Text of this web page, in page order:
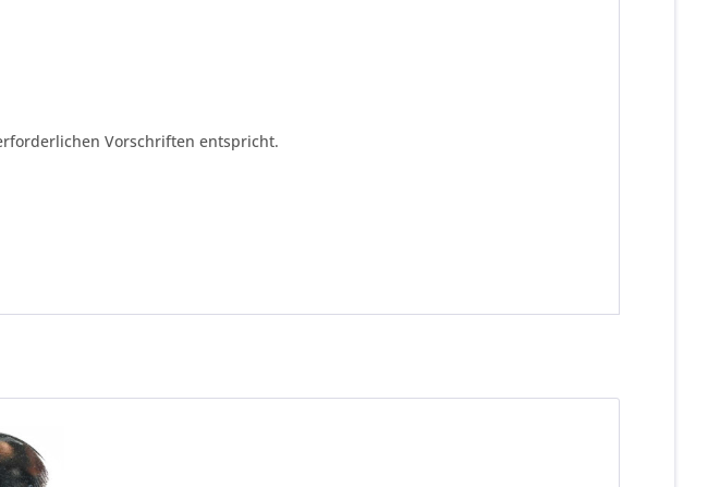
Vorschriften entspricht.